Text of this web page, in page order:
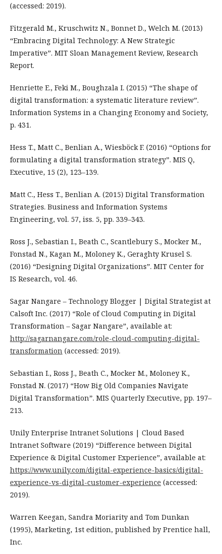
(accessed: 2019).
Fitzgerald M., Kruschwitz N., Bonnet D., Welch M. (2013)
“Embracing Digital Technology: A New Strategic
Imperative”. MIT Sloan Management Review, Research
Report.
Henriette E., Feki M., Boughzala I. (2015) “The shape of
digital transformation: a systematic literature review”.
Information Systems in a Changing Economy and Society,
p. 431.
Hess T., Matt C., Benlian A., Wiesböck F. (2016) “Options for
formulating a digital transformation strategy”. MIS Q,
Executive, 15 (2), 123–139.
Matt C., Hess T., Benlian A. (2015) Digital Transformation
Strategies. Business and Information Systems
Engineering, vol. 57, iss. 5, pp. 339–343.
Ross J., Sebastian I., Beath C., Scantlebury S., Mocker M.,
Fonstad N., Kagan M., Moloney K., Geraghty Krusel S.
(2016) “Designing Digital Organizations”. MIT Center for
IS Research, vol. 46.
Sagar Nangare – Technology Blogger | Digital Strategist at
Calsoft Inc. (2017) “Role of Cloud Computing in Digital
Transformation – Sagar Nangare”, available at:
http://sagarnangare.com/role-cloud-computing-digital-
transformation (accessed: 2019).
Sebastian I., Ross J., Beath C., Mocker M., Moloney K.,
Fonstad N. (2017) “How Big Old Companies Navigate
Digital Transformation”. MIS Quarterly Executive, pp. 197–
213.
Unily Enterprise Intranet Solutions | Cloud Based
Intranet Software (2019) “Difference between Digital
Experience & Digital Customer Experience”, available at:
https://www.unily.com/digital-experience-basics/digital-
experience-vs-digital-customer-experience (accessed:
2019).
Warren Keegan, Sandra Moriarity and Tom Dunkan
(1995), Marketing, 1st edition, published by Prentice hall,
Inc.